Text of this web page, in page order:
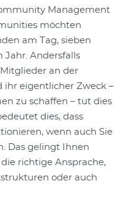
Management
möchten
am Tag, sieben
Jahr. Andersfalls
an der
ihr eigentlicher Zweck –
zu schaffen – tut dies
dies, dass
wenn auch Sie
Das gelingt Ihnen
richtige Ansprache,
oder auch